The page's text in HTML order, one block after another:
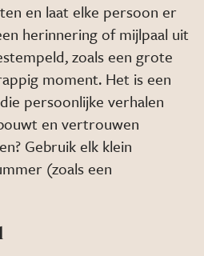
en laat elke persoon er
herinnering of mijlpaal uit
zoals een grote
moment. Het is een
persoonlijke verhalen
en vertrouwen
Gebruik elk klein
(zoals een